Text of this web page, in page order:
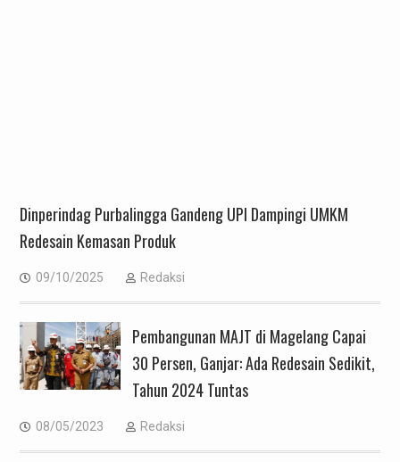
Dinperindag Purbalingga Gandeng UPI Dampingi UMKM
Redesain Kemasan Produk
09/10/2025 Redaksi
Pembangunan MAJT di Magelang Capai
30 Persen, Ganjar: Ada Redesain Sedikit,
Tahun 2024 Tuntas
08/05/2023 Redaksi